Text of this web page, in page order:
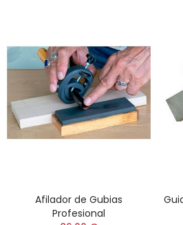
Afilador de Gubias
Profesional